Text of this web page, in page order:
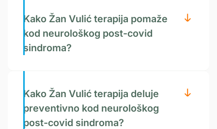
Kako Žan Vulić terapija pomaže
kod neurološkog post-covid
sindroma?
Kako Žan Vulić terapija deluje
preventivno kod neurološkog
post-covid sindroma?